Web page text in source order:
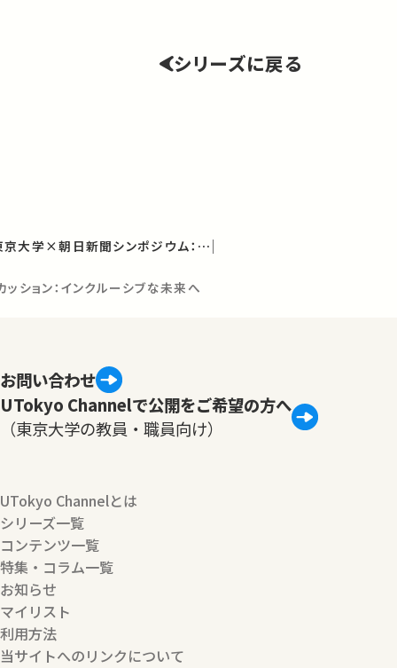
シリーズに戻る
国際女性デー記念 東京大学×朝日新聞シンポジウム：インクルーシブな未来へ
ション：インクルーシブな未来へ
お問い合わせ
UTokyo Channelで公開をご希望の方へ
（東京大学の教員・職員向け）
UTokyo Channelとは
シリーズ一覧
コンテンツ一覧
特集・コラム一覧
お知らせ
マイリスト
利用方法
当サイトへのリンクについて